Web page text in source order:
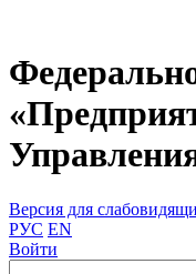
Версия для
РУС EN
Войти